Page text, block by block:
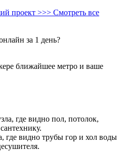
проект >>> Смотреть все
за 1 день?
ближайшее метро и ваше
где видно пол, потолок,
где видно трубы гор и хол воды